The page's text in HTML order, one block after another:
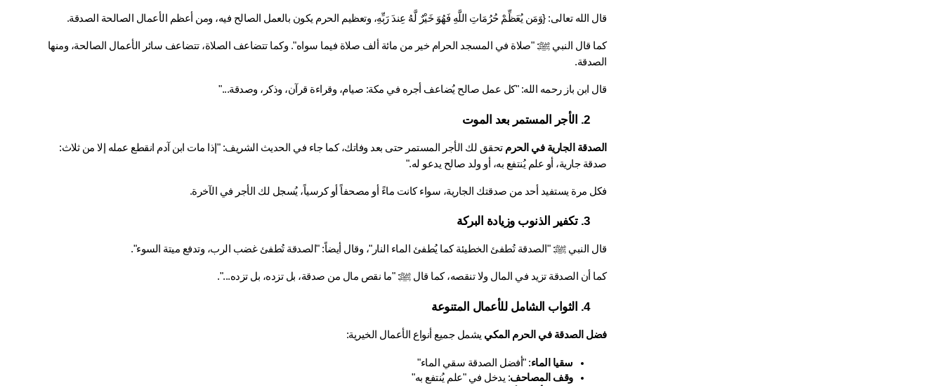
قال الله تعالى: {وَمَن يُعَظِّمْ حُرُمَاتِ اللَّهِ فَهُوَ خَيْرٌ لَّهُ عِندَ رَبِّهِ، وتعظيم الحرم يكون بالعمل الصالح فيه، ومن أعظم الأعمال الصالحة الصدقة.
الصدقة.
قال ابن باز رحمه الله: "كل عمل صالح يُضاعف أجره في مكة: صيام، وقراءة قرآن، وذكر، وصدقة..."
2. الأجر المستمر بعد الموت
الصدقة الجارية في الحرم
صدقة جارية، أو علم يُنتفع به، أو ولد صالح يدعو له."
فكل مرة يستفيد أحد من صدقتك الجارية، سواء كانت ماءً أو مصحفاً أو كرسياً، يُسجل لك الأجر في الآخرة.
3. تكفير الذنوب وزيادة البركة
قال النبي ﷺ: "الصدقة تُطفئ الخطيئة كما يُطفئ الماء النار"، وقال أيضاً: "الصدقة تُطفئ غضب الرب، وتدفع ميتة السوء".
كما أن الصدقة تزيد في المال ولا تنقصه، كما قال ﷺ: "ما نقص مال من صدقة، بل تزده، بل تزده...".
4. الثواب الشامل للأعمال المتنوعة
فضل الصدقة في الحرم المكي يشمل جميع أنواع الأعمال الخيرية:
سقيا الماء: "أفضل الصدقة سقي الماء"
وقف المصاحف: يدخل في "علم يُنتفع به"